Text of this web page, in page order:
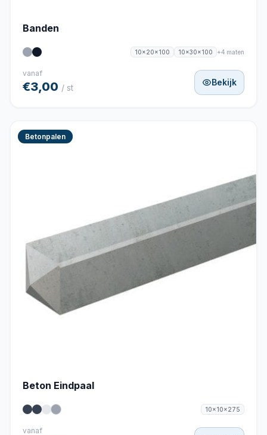
Banden
10x20x100 10x30x100 +4 maten
vanaf
€3,00 / st
Bekijk
Betonpalen
Beton Eindpaal
10x10x275
vanaf